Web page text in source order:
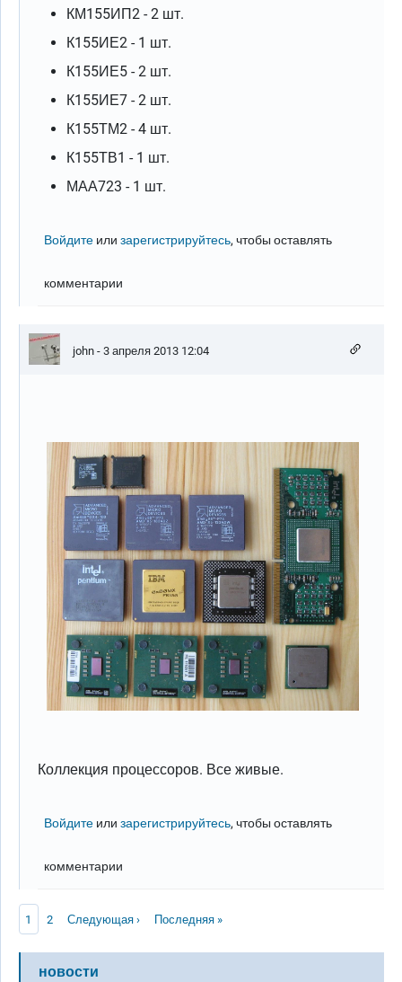
КМ155ИП2 - 2 шт.
К155ИЕ2 - 1 шт.
К155ИЕ5 - 2 шт.
К155ИЕ7 - 2 шт.
К155ТМ2 - 4 шт.
К155ТВ1 - 1 шт.
МАА723 - 1 шт.
Войдите илизарегистрируйтесь, чтобы оставлять
комментарии
john - 3 апреля 2013 12:04
Коллекция процессоров. Все живые.
Войдите илизарегистрируйтесь, чтобы оставлять
комментарии
Нумерация страниц
Текущая страница
1 Page
2 Следующая страница
Следующая › Последняя страница
Последняя »
новости